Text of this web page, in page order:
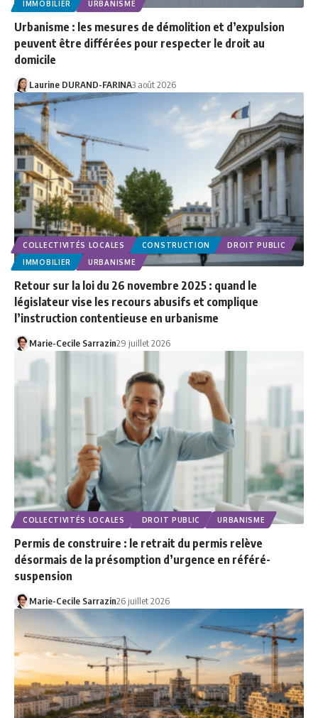
IMMOBILIER URBANISME
Urbanisme : les mesures de démolition et d’expulsion
peuvent être différées pour respecter le droit au
domicile
Laurine DURAND-FARINA3 août 2026
COLLECTIVITÉS LOCALES CONSTRUCTION
DROIT PUBLIC
IMMOBILIER
URBANISME
Retour sur la loi du 26 novembre 2025 : quand le
législateur vise les recours abusifs et complique
l’instruction contentieuse en urbanisme
Marie-Cecile Sarrazin29 juillet 2026
COLLECTIVITÉS LOCALES DROIT PUBLIC URBANISME
Permis de construire : le retrait du permis relève
désormais de la présomption d’urgence en référé-
suspension
Marie-Cecile Sarrazin26 juillet 2026